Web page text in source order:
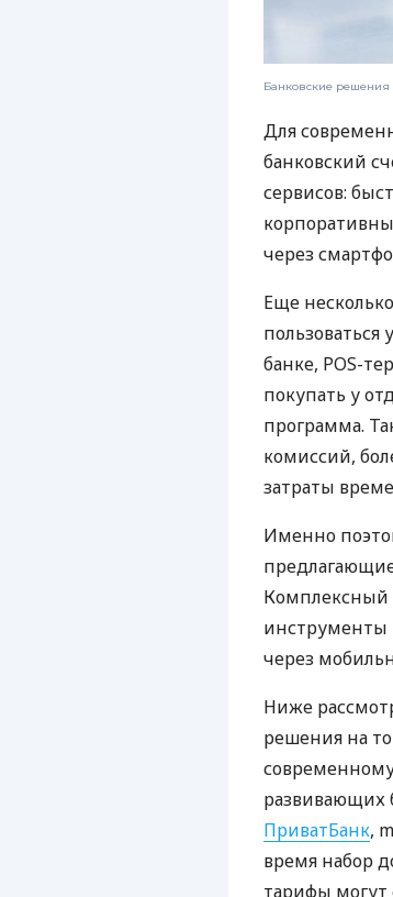
Банковские
Для
банковский
сервисов:
через
Еще
банке, POS-
покупать у
программа.
комиссий,
затраты
Именно
Комплексный
инструменты
через
Ниже
решения на
развивающих
ПриватБанк,
время набор
тарифы могут